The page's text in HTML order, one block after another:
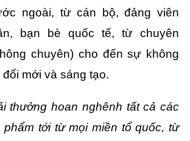
ngoài, từ cán bộ, đảng viên
bạn bè quốc tế, từ chuyên
chuyên) cho đến sự không
mới và sáng tạo.
thưởng hoan nghênh tất cả các
phẩm tới từ mọi miền tổ quốc, từ